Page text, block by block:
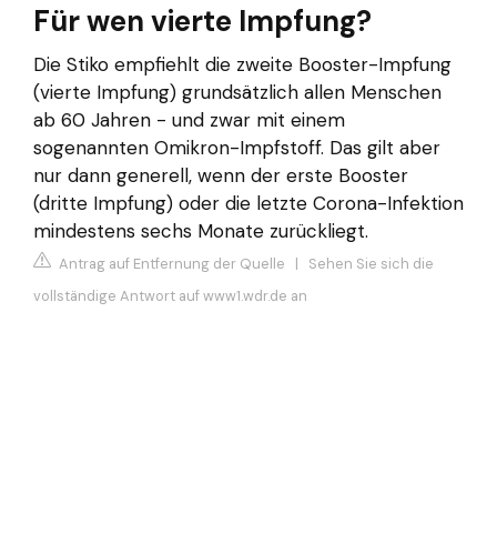
Für wen vierte Impfung?
Die Stiko empfiehlt die zweite Booster-Impfung
(vierte Impfung) grundsätzlich allen Menschen
ab 60 Jahren - und zwar mit einem
sogenannten Omikron-Impfstoff. Das gilt aber
nur dann generell, wenn der erste Booster
(dritte Impfung) oder die letzte Corona-Infektion
mindestens sechs Monate zurückliegt.
Antrag auf Entfernung der Quelle | Sehen Sie sich die
vollständige Antwort auf www1.wdr.de an